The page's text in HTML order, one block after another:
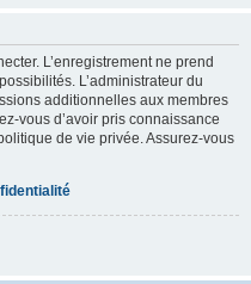
L’enregistrement ne prend
L’administrateur du
additionnelles aux membres
vous d’avoir pris connaissance
de vie privée. Assurez-vous